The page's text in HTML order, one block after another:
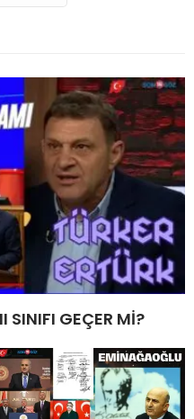
SINIFI GEÇER Mİ?